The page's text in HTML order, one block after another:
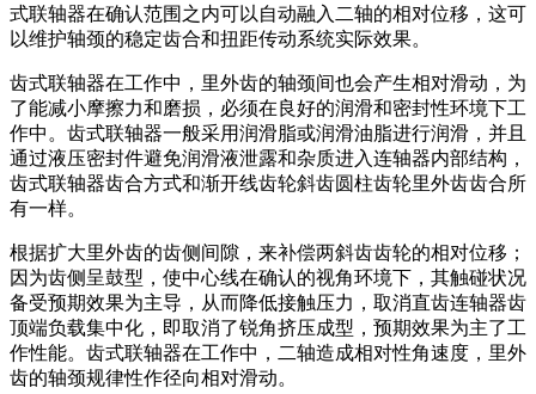
式联轴器在确认范围之内可以自动融入二轴的相对位移，这可
以维护轴颈的稳定齿合和扭距传动系统实际效果。
齿式联轴器在工作中，里外齿的轴颈间也会产生相对滑动，为
了能减小摩擦力和磨损，必须在良好的润滑和密封性环境下工
作中。齿式联轴器一般采用润滑脂或润滑油脂进行润滑，并且
通过液压密封件避免润滑液泄露和杂质进入连轴器内部结构，
齿式联轴器齿合方式和渐开线齿轮斜齿圆柱齿轮里外齿齿合所
有一样。
根据扩大里外齿的齿侧间隙，来补偿两斜齿齿轮的相对位移；
因为齿侧呈鼓型，使中心线在确认的视角环境下，其触碰状况
备受预期效果为主导，从而降低接触压力，取消直齿连轴器齿
顶端负载集中化，即取消了锐角挤压成型，预期效果为主了工
作性能。齿式联轴器在工作中，二轴造成相对性角速度，里外
齿的轴颈规律性作径向相对滑动。